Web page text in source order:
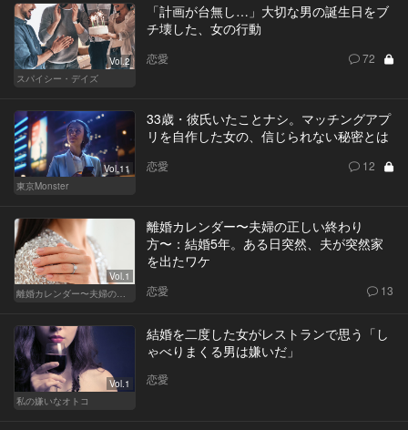
Vol.2
スパイシー・デイズ
「計画が台無し…」大切な男の誕生日をブ
チ壊した、女の行動
恋愛 72
Vol.11
東京Monster
33歳・彼氏いたことナシ。マッチングアプ
リを自作した女の、信じられない秘密とは
恋愛 12
Vol.1
離婚カレンダー〜夫婦の正しい終わり
方〜：結婚5年。ある日突然、夫が突然家
を出たワケ
恋愛 13
Vol.1
私の嫌いなオトコ
結婚を二度した女がレストランで思う「し
ゃべりまくる男は嫌いだ」
恋愛